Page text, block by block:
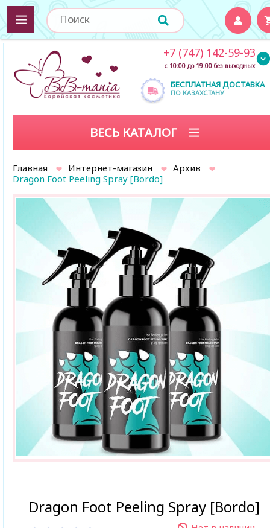
БЕСПЛАТНАЯ ДОСТАВКА
ПО КАЗАХСТАНУ
+7 (747) 142-59-93
с 10:00 до 19:00 без выходных
ВЕСЬ КАТАЛОГ
Главная Интернет-магазин
Архив
Dragon Foot Peeling Spray [Bordo]
Dragon Foot Peeling Spray [Bordo]